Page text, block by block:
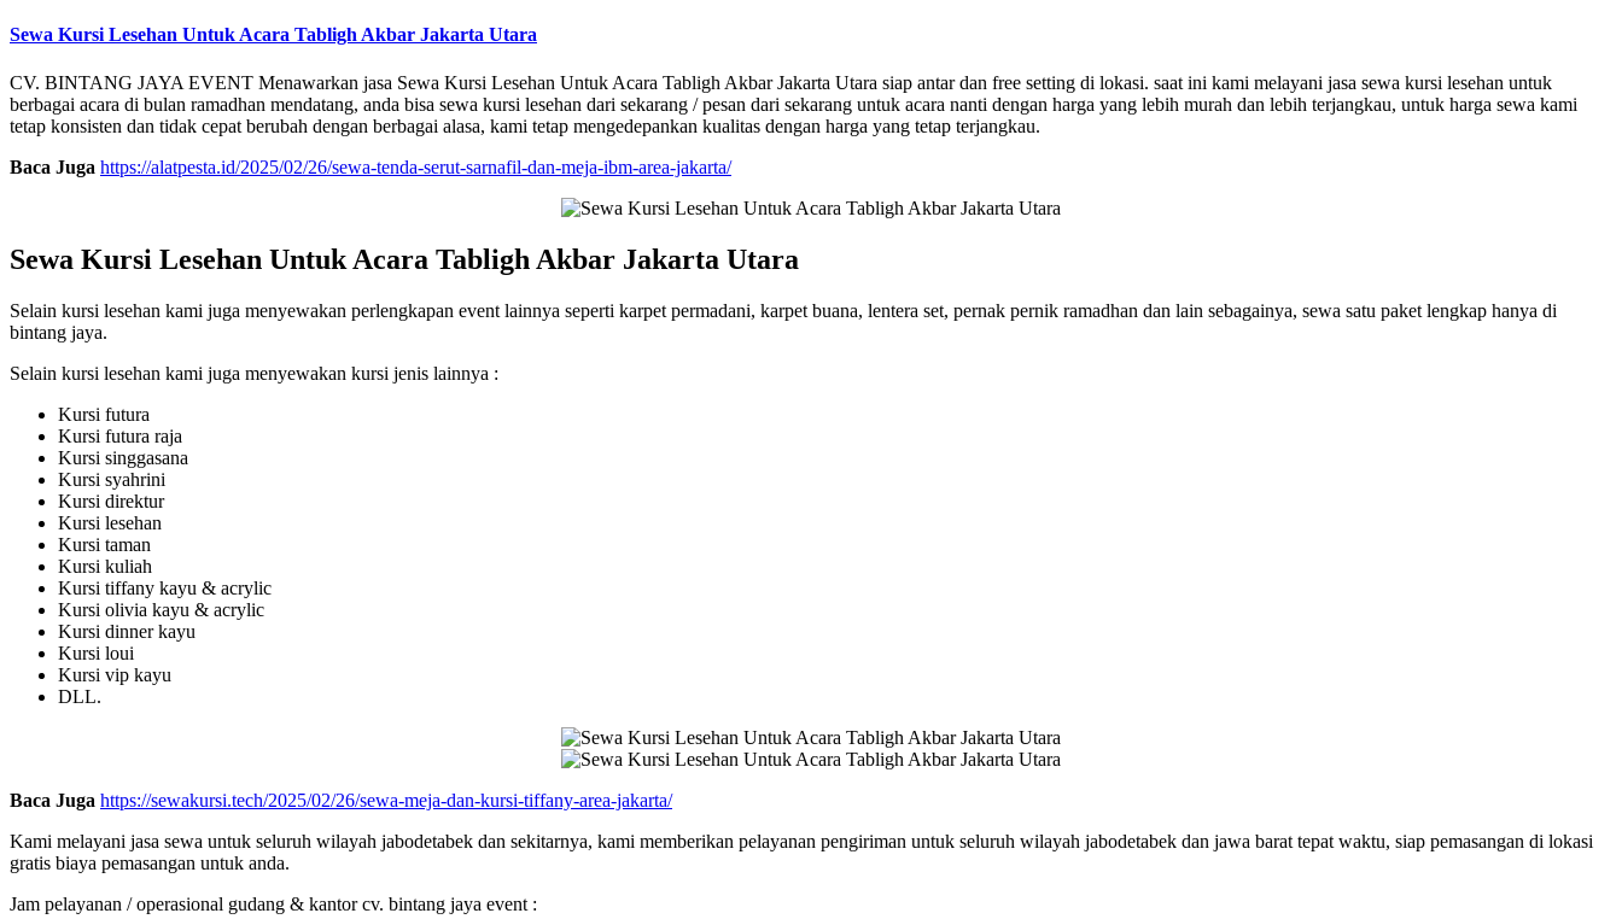
Sewa Kursi Lesehan Untuk Acara Tabligh Akbar Jakarta Utara
CV. BINTANG JAYA EVENT Menawarkan jasa Sewa Kursi Lesehan Untuk Acara Tabligh Akbar Jakarta Utara siap antar dan free setting di lokasi. saat ini kami melayani jasa sewa kursi lesehan untuk
berbagai acara di bulan ramadhan mendatang, anda bisa sewa kursi lesehan dari sekarang / pesan dari sekarang untuk acara nanti dengan harga yang lebih murah dan lebih terjangkau, untuk harga sewa kami
tetap konsisten dan tidak cepat berubah dengan berbagai alasa, kami tetap mengedepankan kualitas dengan harga yang tetap terjangkau.
Baca Juga https://alatpesta.id/2025/02/26/sewa-tenda-serut-sarnafil-dan-meja-ibm-area-jakarta/
Sewa Kursi Lesehan Untuk Acara Tabligh Akbar Jakarta Utara
Selain kursi lesehan kami juga menyewakan perlengkapan event lainnya seperti karpet permadani, karpet buana, lentera set, pernak pernik ramadhan dan lain sebagainya, sewa satu paket lengkap hanya di
bintang jaya.
Selain kursi lesehan kami juga menyewakan kursi jenis lainnya :
Kursi futura
Kursi futura raja
Kursi singgasana
Kursi syahrini
Kursi direktur
Kursi lesehan
Kursi taman
Kursi kuliah
Kursi tiffany kayu & acrylic
Kursi olivia kayu & acrylic
Kursi dinner kayu
Kursi loui
Kursi vip kayu
DLL.
Baca Juga https://sewakursi.tech/2025/02/26/sewa-meja-dan-kursi-tiffany-area-jakarta/
Kami melayani jasa sewa untuk seluruh wilayah jabodetabek dan sekitarnya, kami memberikan pelayanan pengiriman untuk seluruh wilayah jabodetabek dan jawa barat tepat waktu, siap pemasangan di lokasi
gratis biaya pemasangan untuk anda.
Jam pelayanan / operasional gudang & kantor cv. bintang jaya event :